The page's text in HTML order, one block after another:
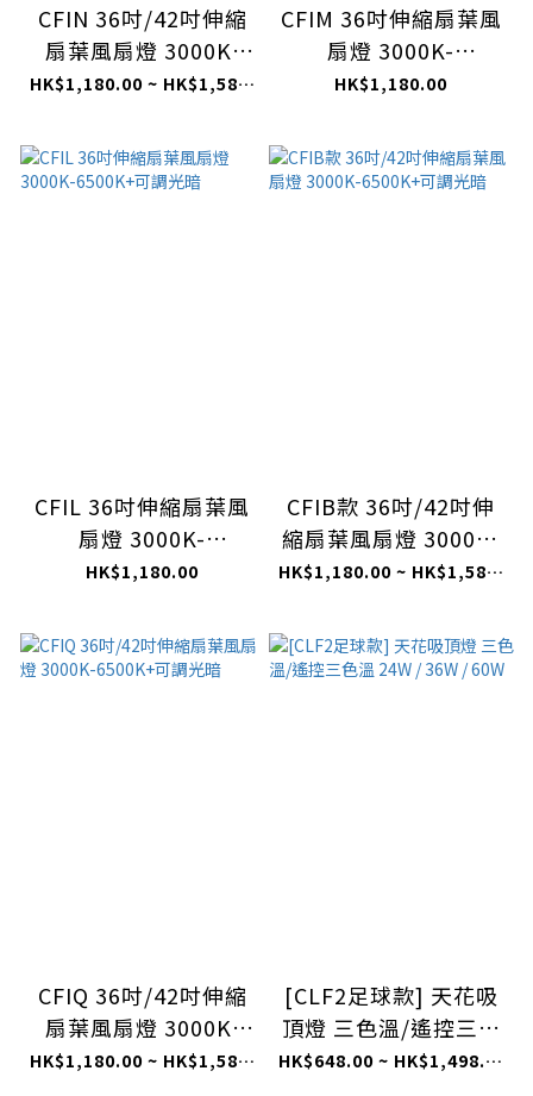
CFIN 36吋/42吋伸縮
扇葉風扇燈 3000K-
6500K+可調光暗 HK$1,180.00 ~ HK$1,580.00
CFIM 36吋伸縮扇葉風
扇燈 3000K-
6500K+可調光暗
HK$1,180.00
CFIL 36吋伸縮扇葉風
扇燈 3000K-
6500K+可調光暗
HK$1,180.00
CFIB款 36吋/42吋伸
縮扇葉風扇燈 3000K-
6500K+可調光暗 HK$1,180.00 ~ HK$1,580.00
CFIQ 36吋/42吋伸縮
扇葉風扇燈 3000K-
6500K+可調光暗 HK$1,180.00 ~ HK$1,580.00
[CLF2足球款] 天花吸
頂燈 三色溫/遙控三色
溫 24W / 36W / 60WHK$648.00 ~ HK$1,498.00